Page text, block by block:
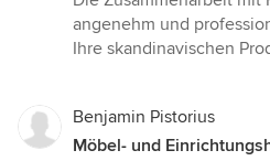
angenehm und
Ihre skandinavischen
Benjamin Pistorius
Möbel- und